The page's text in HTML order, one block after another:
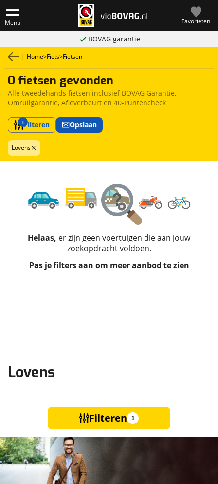
Menu Favorieten
BOVAG garantie
| Home>Fiets>Fietsen
0 fietsen gevonden
Alle tweedehands fietsen inclusief BOVAG Garantie,
Omruilgarantie, Afleverbeurt en 40-Puntencheck
1Filteren Opslaan
Lovens
Helaas, er zijn geen voertuigen die aan jouw
zoekopdracht voldoen.
Pas je filters aan om meer aanbod te zien
Lovens
Filteren 1